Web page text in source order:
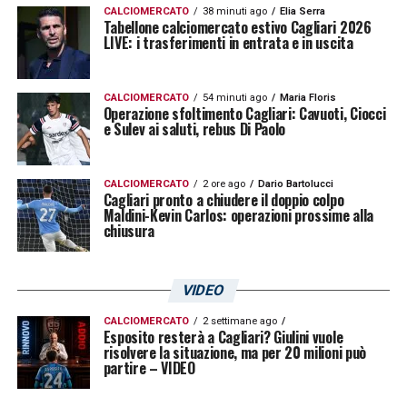
responsabilità. Cresce col passare dei
minuti.
PISACANE 6: Qualche pecca sul velenoso
cross di Pandev che si infila in rete dopo il
liscio di Sanabria. Sempre in posizione sui
cross avversari ed a mettere una pezza, con
le buone e con le cattive.
KLAVAN 6
diagonali, evita di prendersi particolari rischi
in campo aperto contro Pinamonti e
Sanabria. Dal 77′PEREIRO sv: prende un
giallo a pochi secondi dal suo esordio in
CALCIOMERCATO 38 minuti ago Elia Serra
Tabellone calciomercato estivo Cagliari 2026
LIVE: i trasferimenti in entrata e in uscita
CALCIOMERCATO 54 minuti ago Maria Floris
Operazione sfoltimento Cagliari: Cavuoti, Ciocci
e Sulev ai saluti, rebus Di Paolo
CALCIOMERCATO 2 ore ago Dario Bartolucci
Cagliari pronto a chiudere il doppio colpo
Maldini-Kevin Carlos: operazioni prossime alla
chiusura
VIDEO
CALCIOMERCATO 2 settimane ago
Esposito resterà a Cagliari? Giulini vuole
risolvere la situazione, ma per 20 milioni può
partire – VIDEO